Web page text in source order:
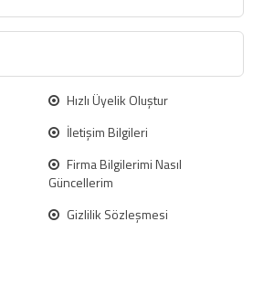
Hızlı Üyelik Oluştur
İletişim Bilgileri
Firma Bilgilerimi Nasıl
Güncellerim
Gizlilik Sözleşmesi